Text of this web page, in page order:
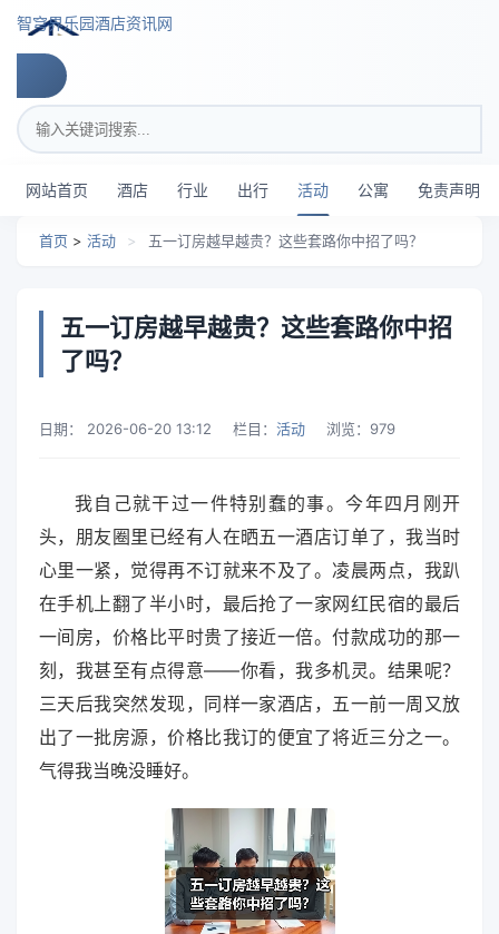
智穹界乐园酒店资讯网
搜索关键词
网站首页 酒店 行业 出行 活动 公寓 免责声明
首页 > 活动 > 五一订房越早越贵？这些套路你中招了吗？
五一订房越早越贵？这些套路你中招
了吗？
日期： 2026-06-20 13:12 栏目： 活动 浏览： 979
我自己就干过一件特别蠢的事。今年四月刚开
头，朋友圈里已经有人在晒五一酒店订单了，我当时
心里一紧，觉得再不订就来不及了。凌晨两点，我趴
在手机上翻了半小时，最后抢了一家网红民宿的最后
一间房，价格比平时贵了接近一倍。付款成功的那一
刻，我甚至有点得意——你看，我多机灵。结果呢？
三天后我突然发现，同样一家酒店，五一前一周又放
出了一批房源，价格比我订的便宜了将近三分之一。
气得我当晚没睡好。